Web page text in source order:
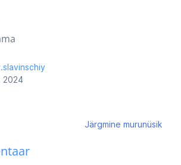
2024
Järgmine murunüsik